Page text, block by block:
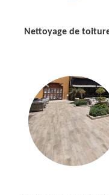
Nettoyage de